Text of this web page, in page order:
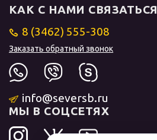
КАК С НАМИ СВЯЗАТЬСЯ
8 (3462) 555-308
Заказать обратный звонок
info@seversb.ru
МЫ В СОЦСЕТЯХ